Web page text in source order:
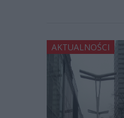
AKTUALNOŚCI